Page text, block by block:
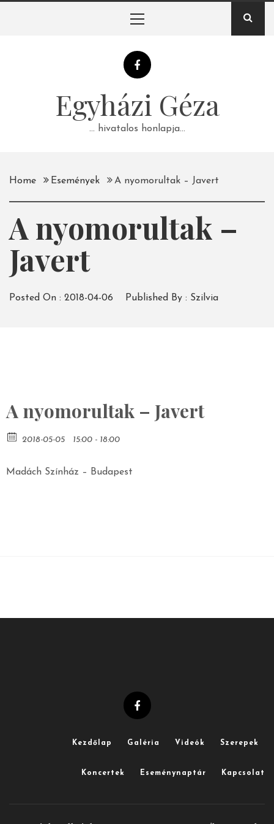
Egyházi Géza
… hivatalos honlapja…
Home Események A nyomorultak – Javert
A nyomorultak –
Javert
Posted On : 2018-04-06 Published By : Szilvia
A nyomorultak – Javert
2018-05-05 15:00 - 18:00
Madách Színház – Budapest
Kezdőlap Galéria Videók Szerepek
Koncertek Eseménynaptár Kapcsolat